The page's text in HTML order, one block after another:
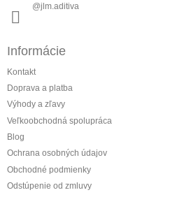
@jlm.aditiva
Informácie
Kontakt
Doprava a platba
Výhody a zľavy
Veľkoobchodná spolupráca
Blog
Ochrana osobných údajov
Obchodné podmienky
Odstúpenie od zmluvy